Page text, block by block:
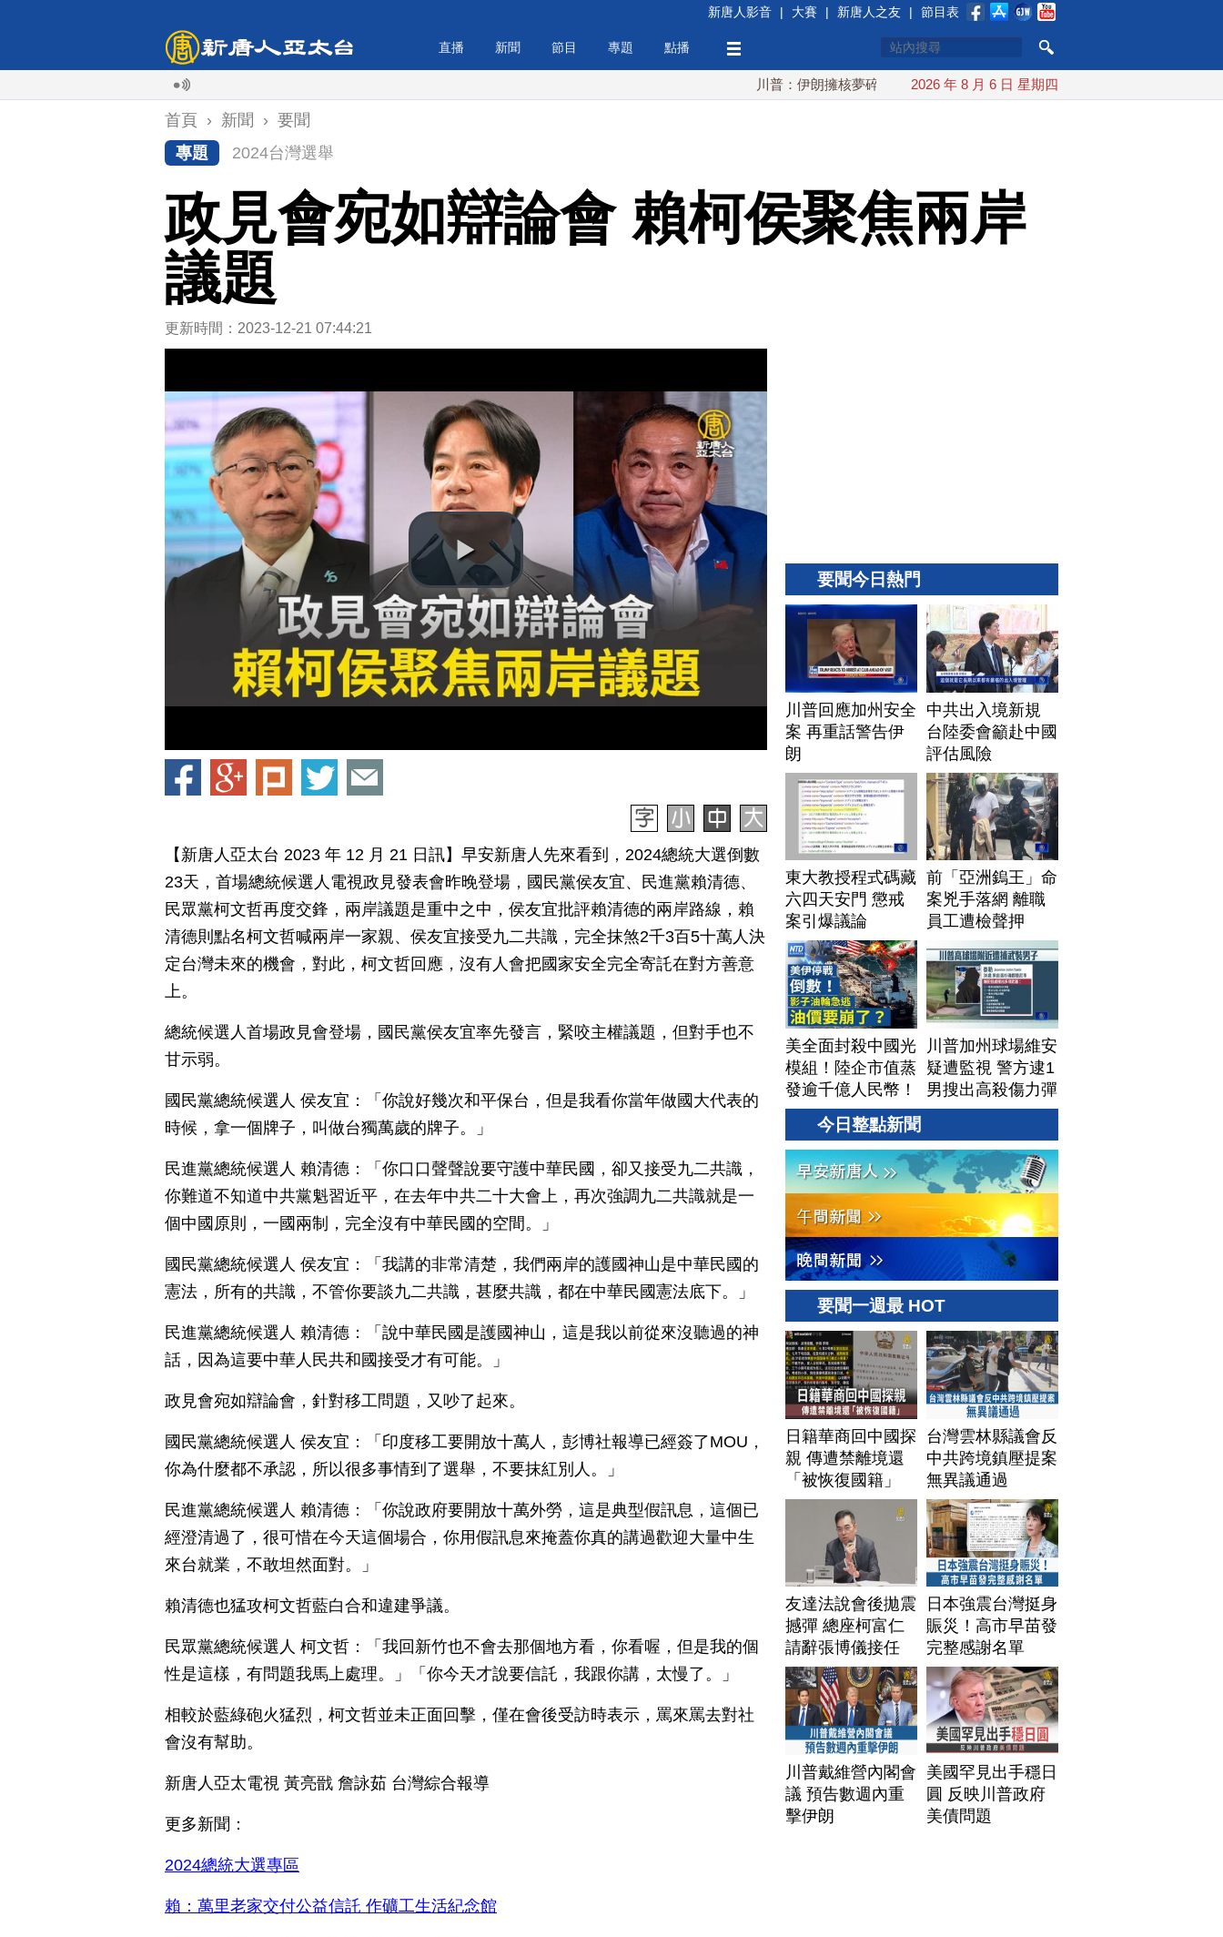
新唐人影音 | 大賽 | 新唐人之友 | 節目表
直播 新聞 節目 專題 點播
川普：伊朗擁核夢碎 海峽即將恢復通航 烏克蘭貨機旁驚現炸彈無人機 德國機場
2026 年 8 月 6 日 星期四
首頁 › 新聞 › 要聞
專題
2024台灣選舉
政見會宛如辯論會 賴柯侯聚焦兩岸
議題
更新時間：2023-12-21 07:44:21
【新唐人亞太台 2023 年 12 月 21 日訊】早安新唐人先來看到，2024總統大選倒數
23天，首場總統候選人電視政見發表會昨晚登場，國民黨侯友宜、民進黨賴清德、
民眾黨柯文哲再度交鋒，兩岸議題是重中之中，侯友宜批評賴清德的兩岸路線，賴
清德則點名柯文哲喊兩岸一家親、侯友宜接受九二共識，完全抹煞2千3百5十萬人決
定台灣未來的機會，對此，柯文哲回應，沒有人會把國家安全完全寄託在對方善意
上。
總統候選人首場政見會登場，國民黨侯友宜率先發言，緊咬主權議題，但對手也不
甘示弱。
國民黨總統候選人 侯友宜：「你說好幾次和平保台，但是我看你當年做國大代表的
時候，拿一個牌子，叫做台獨萬歲的牌子。」
民進黨總統候選人 賴清德：「你口口聲聲說要守護中華民國，卻又接受九二共識，
你難道不知道中共黨魁習近平，在去年中共二十大會上，再次強調九二共識就是一
個中國原則，一國兩制，完全沒有中華民國的空間。」
國民黨總統候選人 侯友宜：「我講的非常清楚，我們兩岸的護國神山是中華民國的
憲法，所有的共識，不管你要談九二共識，甚麼共識，都在中華民國憲法底下。」
民進黨總統候選人 賴清德：「說中華民國是護國神山，這是我以前從來沒聽過的神
話，因為這要中華人民共和國接受才有可能。」
政見會宛如辯論會，針對移工問題，又吵了起來。
國民黨總統候選人 侯友宜：「印度移工要開放十萬人，彭博社報導已經簽了MOU，
你為什麼都不承認，所以很多事情到了選舉，不要抹紅別人。」
民進黨總統候選人 賴清德：「你說政府要開放十萬外勞，這是典型假訊息，這個已
經澄清過了，很可惜在今天這個場合，你用假訊息來掩蓋你真的講過歡迎大量中生
來台就業，不敢坦然面對。」
賴清德也猛攻柯文哲藍白合和違建爭議。
民眾黨總統候選人 柯文哲：「我回新竹也不會去那個地方看，你看喔，但是我的個
性是這樣，有問題我馬上處理。」「你今天才說要信託，我跟你講，太慢了。」
相較於藍綠砲火猛烈，柯文哲並未正面回擊，僅在會後受訪時表示，罵來罵去對社
會沒有幫助。
新唐人亞太電視 黃亮戩 詹詠茹 台灣綜合報導
更多新聞：
2024總統大選專區
賴：萬里老家交付公益信託 作礦工生活紀念館
要聞今日熱門
川普回應加州安全
案 再重話警告伊
朗
中共出入境新規
台陸委會籲赴中國
評估風險
東大教授程式碼藏
六四天安門 懲戒
案引爆議論
前「亞洲鎢王」命
案兇手落網 離職
員工遭檢聲押
美全面封殺中國光
模組！陸企市值蒸
發逾千億人民幣！
AI資料中心供應鏈
洗牌？台灣喜迎轉
單！成關鍵樞紐？
｜#財經新聞
│20260805 (三)
川普加州球場維安
疑遭監視 警方逮1
男搜出高殺傷力彈
藥
今日整點新聞
要聞一週最 HOT
日籍華商回中國探
親 傳遭禁離境還
「被恢復國籍」
台灣雲林縣議會反
中共跨境鎮壓提案
無異議通過
友達法說會後拋震
撼彈 總座柯富仁
請辭張博儀接任
日本強震台灣挺身
賑災！高市早苗發
完整感謝名單
川普戴維營內閣會
議 預告數週內重
擊伊朗
美國罕見出手穩日
圓 反映川普政府
美債問題